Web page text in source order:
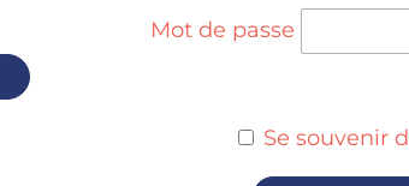
Mot de passe
Se souvenir